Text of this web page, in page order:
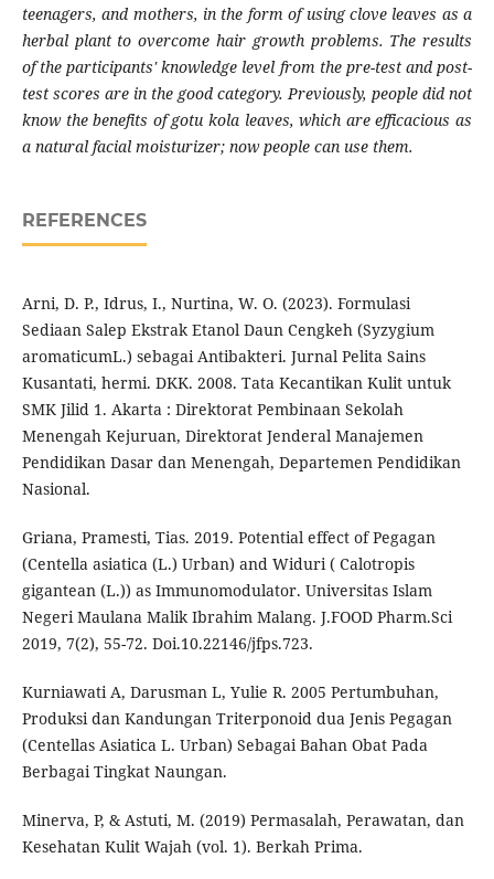
teenagers, and mothers, in the form of using clove leaves as a
herbal plant to overcome hair growth problems. The results
of the participants' knowledge level from the pre-test and post-
test scores are in the good category. Previously, people did not
know the benefits of gotu kola leaves, which are efficacious as
a natural facial moisturizer; now people can use them.
REFERENCES
Arni, D. P., Idrus, I., Nurtina, W. O. (2023). Formulasi
Sediaan Salep Ekstrak Etanol Daun Cengkeh (Syzygium
aromaticumL.) sebagai Antibakteri. Jurnal Pelita Sains
Kusantati, hermi. DKK. 2008. Tata Kecantikan Kulit untuk
SMK Jilid 1. Akarta : Direktorat Pembinaan Sekolah
Menengah Kejuruan, Direktorat Jenderal Manajemen
Pendidikan Dasar dan Menengah, Departemen Pendidikan
Nasional.
Griana, Pramesti, Tias. 2019. Potential effect of Pegagan
(Centella asiatica (L.) Urban) and Widuri ( Calotropis
gigantean (L.)) as Immunomodulator. Universitas Islam
Negeri Maulana Malik Ibrahim Malang. J.FOOD Pharm.Sci
2019, 7(2), 55-72. Doi.10.22146/jfps.723.
Kurniawati A, Darusman L, Yulie R. 2005 Pertumbuhan,
Produksi dan Kandungan Triterponoid dua Jenis Pegagan
(Centellas Asiatica L. Urban) Sebagai Bahan Obat Pada
Berbagai Tingkat Naungan.
Minerva, P, & Astuti, M. (2019) Permasalah, Perawatan, dan
Kesehatan Kulit Wajah (vol. 1). Berkah Prima.